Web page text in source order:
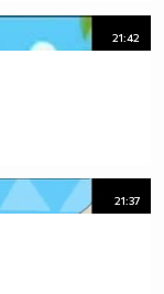
21:42
21:37